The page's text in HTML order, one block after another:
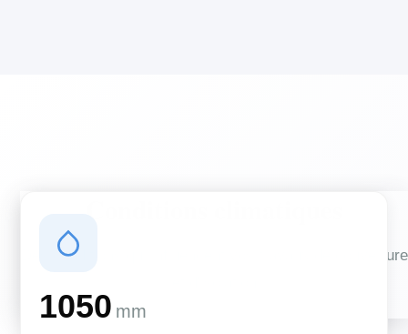
Des conditions qui influencent vos travaux de couverture
1050 mm